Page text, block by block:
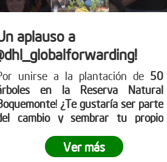
aplauso a
unirse a la plantación de 50
en la Reserva Natural
! ¿Te gustaría ser parte
cambio y sembrar tu propio
para cuidar nuestro planeta! Conoce
Ver más